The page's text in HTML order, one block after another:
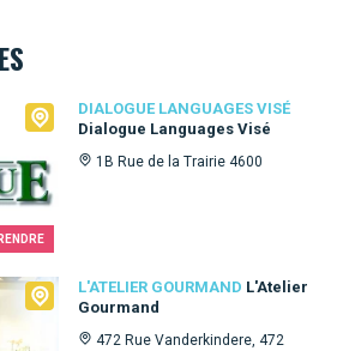
DIALOGUE LANGUAGES VISÉ
Dialogue Languages Visé
1B Rue de la Trairie 4600
L'ATELIER GOURMAND L'Atelier
Gourmand
472 Rue Vanderkindere, 472